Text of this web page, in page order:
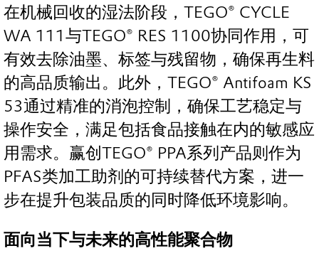
在机械回收的湿法阶段，TEGO® CYCLE
WA 111与TEGO® RES 1100协同作用，可
有效去除油墨、标签与残留物，确保再生料
的高品质输出。此外，TEGO® Antifoam KS
53通过精准的消泡控制，确保工艺稳定与
操作安全，满足包括食品接触在内的敏感应
用需求。赢创TEGO® PPA系列产品则作为
PFAS类加工助剂的可持续替代方案，进一
步在提升包装品质的同时降低环境影响。
面向当下与未来的高性能聚合物